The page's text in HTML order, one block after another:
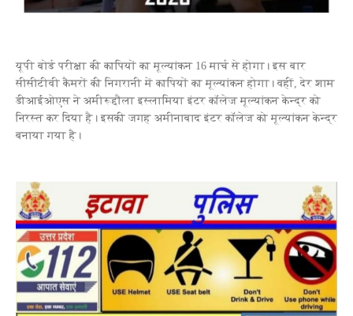
यूपी बोर्ड परीक्षा की कापियों का मूल्यांकन 16 मार्च से होगा। इस बार
सीसीटीवी कैमरों की निगरानी में कापियों का मूल्यांकन होगा। वहीं, देर शाम
डीआईओएस ने अमीरूद्दौला इस्लामिया इंटर कॉलेज मूल्यांकन केन्द्र को
निरस्त कर दिया है। इसकी जगह अमीनाबाद इंटर कॉलेज को मूल्यांकन केन्द्र
बनाया गया है।